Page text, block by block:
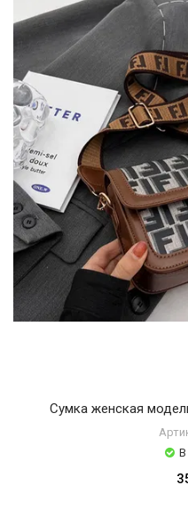
Сумка женская
В